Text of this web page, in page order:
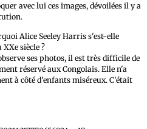
avec lui ces images, dévoilées il y a
Alice Seeley Harris s'est-elle
siècle ?
ses photos, il est très difficile de
réservé aux Congolais. Elle n'a
à côté d'enfants miséreux. C'était